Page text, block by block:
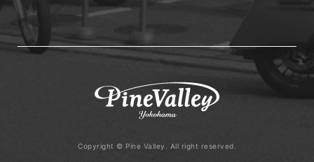
Copyright © Pine Valley. All right reserved.